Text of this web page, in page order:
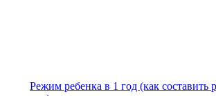
Режим ребенка в 1 год (как составить